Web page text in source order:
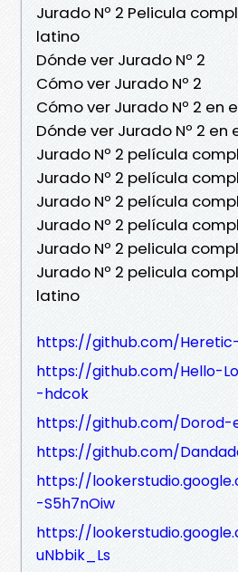
Jurado Nº 2 Pelicula
latino
Dónde ver Jurado Nº 2
Cómo ver Jurado Nº 2
Cómo ver Jurado Nº 2 en
Dónde ver Jurado Nº 2 en
Jurado Nº 2 película
Jurado Nº 2 película
Jurado Nº 2 película
Jurado Nº 2 película
Jurado Nº 2 pelicula
Jurado Nº 2 pelicula
latino
https://github.com/
https://github.com/Hello-
-hdcok
https://github.com/Dorod-
https://github.com/
https://
-S5h7nOiw
https://
uNbbik_Ls